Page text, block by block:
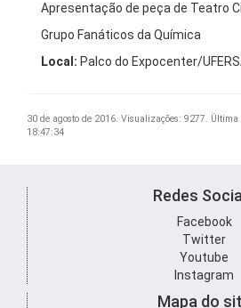
Apresentação de peça de Teatro
Grupo Fanáticos da Química
Local: Palco do Expocenter/
30 de agosto de 2016. Visualizações: 9277. Última
18:47:34
Redes
Facebook
Twitter
Youtube
Instagram
Mapa do